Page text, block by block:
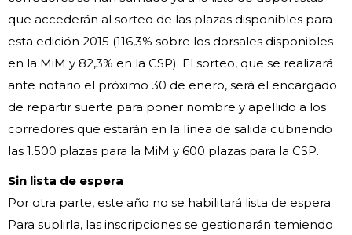
que accederán al sorteo de las plazas disponibles para
esta edición 2015 (116,3% sobre los dorsales disponibles
en la MiM y 82,3% en la CSP). El sorteo, que se realizará
ante notario el próximo 30 de enero, será el encargado
de repartir suerte para poner nombre y apellido a los
corredores que estarán en la línea de salida cubriendo
las 1.500 plazas para la MiM y 600 plazas para la CSP.
Sin lista de espera
Por otra parte, este año no se habilitará lista de espera.
Para suplirla, las inscripciones se gestionarán temiendo